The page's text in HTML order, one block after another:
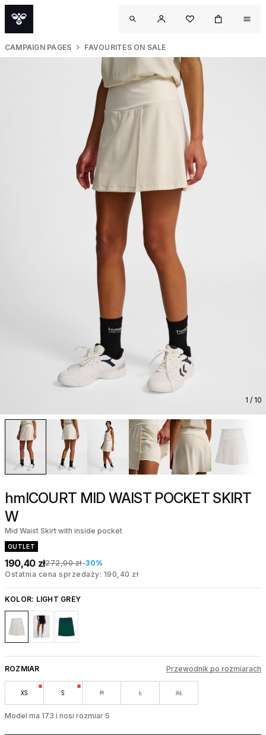
CAMPAIGN PAGES FAVOURITES ON SALE
1 / 10
hmlCOURT MID WAIST POCKET SKIRT
W
Mid Waist Skirt with inside pocket
OUTLET
190,40 zł272,00 zł-30%
Ostatnia cena sprzedaży: 190,40 zł
KOLOR: LIGHT GREY
ROZMIAR Przewodnik po rozmiarach
XS S M L XL
Model ma 173 i nosi rozmiar S